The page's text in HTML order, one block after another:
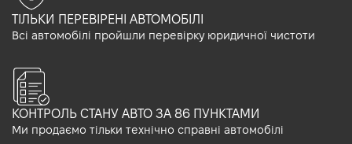
ТІЛЬКИ ПЕРЕВІРЕНІ АВТОМОБІЛІ
Всі автомобілі пройшли перевірку юридичної чистоти
КОНТРОЛЬ СТАНУ АВТО ЗА 86 ПУНКТАМИ
Ми продаємо тільки технічно справні автомобілі